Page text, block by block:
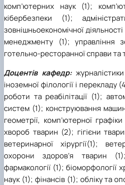
Nizhyn
Nizhyn
Prybrezhne
Rivne
Zalishchyky
Ye. Khraplivyi
комп’ютерних наук (1);
кібербезпеки (1);
зовнішньоекономічної діяльності
менеджменту (1); управління
готельно-ресторанної справи та
Доцентів кафедр:
іноземної філології і перекладу
роботи та реабілітації (1);
систем (1); конструювання
геометрії, комп’ютерної
хвороб тварин (2); гігієни
ветеринарної хірургії(1);
охорони здоров’я тварин
фармакології (1);
наук (1); фінансів (1); обліку та